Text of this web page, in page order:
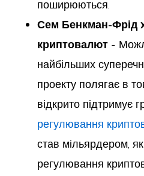
поширюються.
Сем Бенкман-Фрід
криптовалют -
найбільших
проекту полягає в
відкрито підтримує
регулювання
став мільярдером,
регулювання